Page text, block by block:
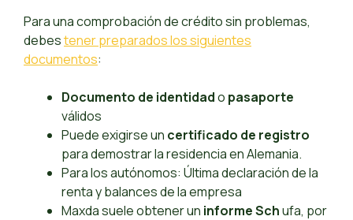
Para una comprobación de crédito sin problemas,
debestener preparados los siguientes
documentos:
Documento de identidado pasaporte
válidos
Puede exigirse un certificado de registro
para demostrar la residencia en Alemania.
Para los autónomos: Última declaración de la
renta y balances de la empresa
Maxda suele obtener un informe Schufa, por